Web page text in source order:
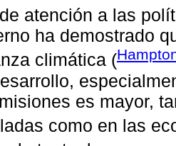
atención a las
ha demostrado
climática (
es mayor,
como en las